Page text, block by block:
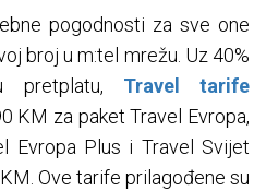
pogodnosti za sve one
broj u m:tel mrežu. Uz 40%
pretplatu, Travel tarife
KM za paket Travel Evropa,
Evropa Plus i Travel Svijet
Ove tarife prilagođene su